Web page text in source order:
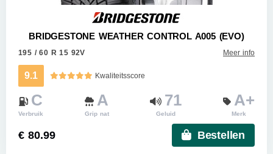
BRIDGESTONE WEATHER CONTROL A005 (EVO)
195 / 60 R 15 92V Meer info
9.1 Kwaliteitsscore
C
Verbruik
A
Grip nat
71
Geluid
A+
Merk
€ 80.99 Bestellen